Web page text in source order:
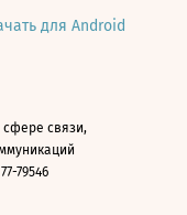
для Android
связи,
79546